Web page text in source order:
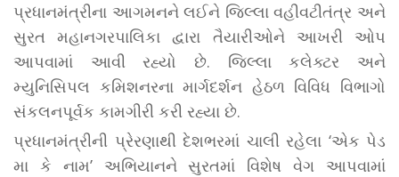
પ્રધાનમંત્રીના આગમનને લઈને જિલ્લા વહીવટીતંત્ર અને
સુરત મહાનગરપાલિકા દ્વારા તૈયારીઓને આખરી ઓપ
આપવામાં આવી રહ્યો છે. જિલ્લા કલેક્ટર અને
મ્યુનિસિપલ કમિશનરના માર્ગદર્શન હેઠળ વિવિધ વિભાગો
સંકલનપૂર્વક કામગીરી કરી રહ્યા છે.
પ્રધાનમંત્રીની પ્રેરણાથી દેશભરમાં ચાલી રહેલા ‘એક પેડ
મા કે નામ’ અભિયાનને સુરતમાં વિશેષ વેગ આપવામાં